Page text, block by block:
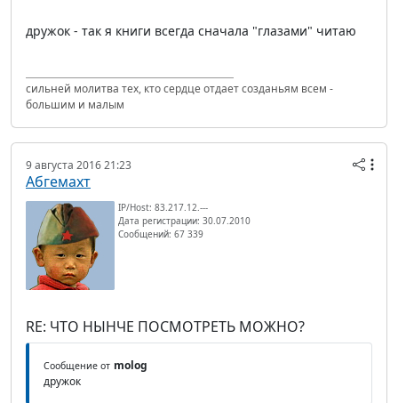
дружок - так я книги всегда сначала "глазами" читаю
сильней молитва тех, кто сердце отдает созданьям всем -
большим и малым
9 августа 2016 21:23
Абгемахт
IP/Host: 83.217.12.---
Дата регистрации: 30.07.2010
Сообщений: 67 339
RE: ЧТО НЫНЧЕ ПОСМОТРЕТЬ МОЖНО?
Сообщение от molog
дружок